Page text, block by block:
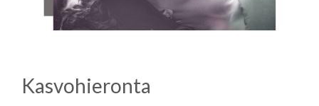
Kasvohieronta